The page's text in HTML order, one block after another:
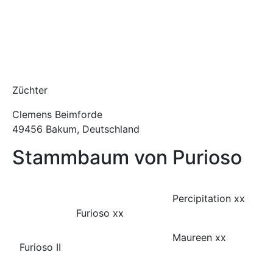
Züchter
Clemens Beimforde
49456 Bakum, Deutschland
Stammbaum von Purioso
Furioso II
Furioso xx
Percipitation xx
Maureen xx